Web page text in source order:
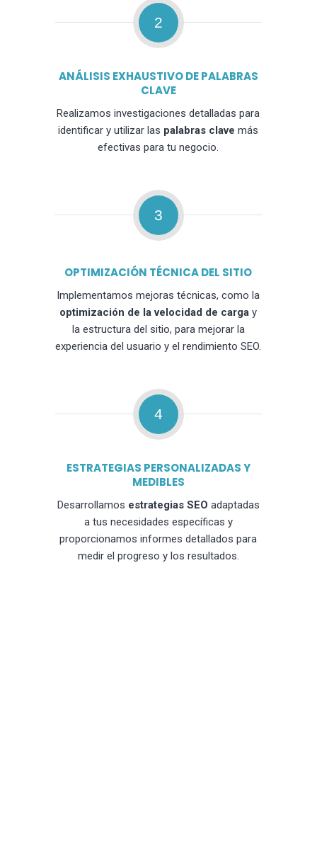
2
ANÁLISIS EXHAUSTIVO DE PALABRAS
CLAVE
Realizamos investigaciones detalladas para
identificar y utilizar las palabras clave más
efectivas para tu negocio.
3
OPTIMIZACIÓN TÉCNICA DEL SITIO
Implementamos mejoras técnicas, como la
optimización de la velocidad de carga y
la estructura del sitio, para mejorar la
experiencia del usuario y el rendimiento SEO.
4
ESTRATEGIAS PERSONALIZADAS Y
MEDIBLES
Desarrollamos estrategias SEO adaptadas
a tus necesidades específicas y
proporcionamos informes detallados para
medir el progreso y los resultados.